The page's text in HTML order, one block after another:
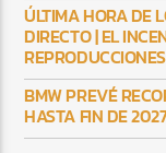
ÚLTIMA HORA DE
DIRECTO | EL
BMW PREVÉ
HASTA FIN DE